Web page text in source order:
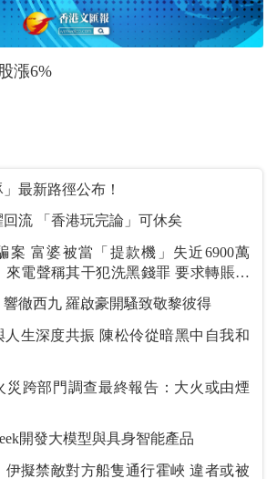
體股漲6%
最新路徑公布！
外籍專才踴躍回流 「香港玩完論」可休矣
近6900萬
聲稱其干犯洗黑錢罪 要求轉賬到
證金」
《浪子心聲》響徹西九 羅啟豪開騷致敬黎彼得
陳松伶從暗黑中自我和
災跨部門調查最終報告：大火或由煙
開發大模型與具身智能產品
擬禁敵對方船隻通行霍峽 違者或被